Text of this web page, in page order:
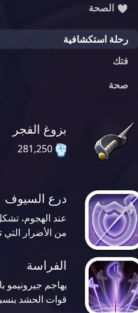
الصحة
رحلة استكشافية
فتك
صحة
بزوغ الفجر
281,250
درع السيوف
عند الهجوم،
من الأضرار التي تلحق به
الفراسة
يهاجم
قوات الحشد بنسبة